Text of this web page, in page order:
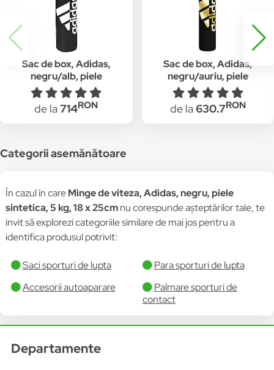
Sac de box, Adidas,
negru/alb, piele
sintetica, 33 kg , 150 x
33 cm
de la714RON
Sac de box, Adidas,
negru/auriu, piele
sintetica, 30 kg, 120 x
33 cm
de la630.7RON
Categorii asemănătoare
În cazul în careMinge de viteza, Adidas, negru, piele
sintetica, 5 kg, 18 x 25cmnu corespunde așteptărilor tale, te
invit să explorezi categoriile similare de mai jos pentru a
identifica produsul potrivit:
Saci sporturi de lupta
Para sporturi de lupta
Accesorii autoaparare
Palmare sporturi de
contact
Departamente